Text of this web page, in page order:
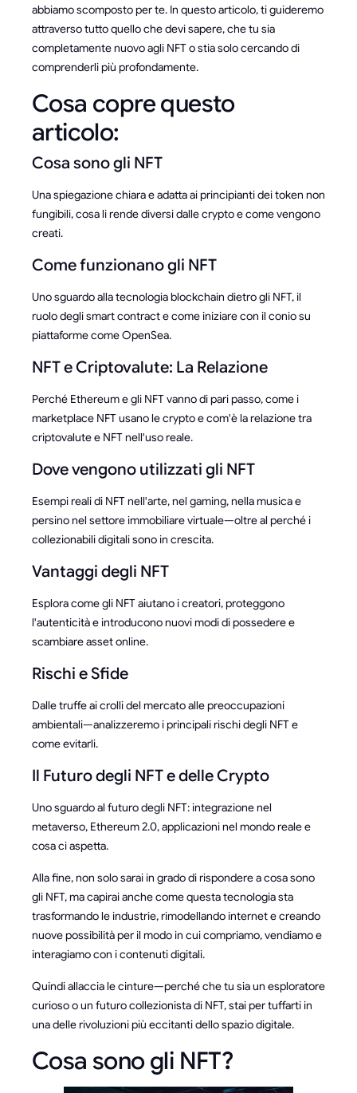
abbiamo scomposto per te. In questo articolo, ti guideremo
attraverso tutto quello che devi sapere, che tu sia
completamente nuovo agli NFT o stia solo cercando di
comprenderli più profondamente.
Cosa copre questo
articolo:
Cosa sono gli NFT
Una spiegazione chiara e adatta ai principianti dei token non
fungibili, cosa li rende diversi dalle crypto e come vengono
creati.
Come funzionano gli NFT
Uno sguardo alla tecnologia blockchain dietro gli NFT, il
ruolo degli smart contract e come iniziare con il conio su
piattaforme come OpenSea.
NFT e Criptovalute: La Relazione
Perché Ethereum e gli NFT vanno di pari passo, come i
marketplace NFT usano le crypto e com'è la relazione tra
criptovalute e NFT nell'uso reale.
Dove vengono utilizzati gli NFT
Esempi reali di NFT nell'arte, nel gaming, nella musica e
persino nel settore immobiliare virtuale—oltre al perché i
collezionabili digitali sono in crescita.
Vantaggi degli NFT
Esplora come gli NFT aiutano i creatori, proteggono
l'autenticità e introducono nuovi modi di possedere e
scambiare asset online.
Rischi e Sfide
Dalle truffe ai crolli del mercato alle preoccupazioni
ambientali—analizzeremo i principali rischi degli NFT e
come evitarli.
Il Futuro degli NFT e delle Crypto
Uno sguardo al futuro degli NFT: integrazione nel
metaverso, Ethereum 2.0, applicazioni nel mondo reale e
cosa ci aspetta.
Alla fine, non solo sarai in grado di rispondere a cosa sono
gli NFT, ma capirai anche come questa tecnologia sta
trasformando le industrie, rimodellando internet e creando
nuove possibilità per il modo in cui compriamo, vendiamo e
interagiamo con i contenuti digitali.
Quindi allaccia le cinture—perché che tu sia un esploratore
curioso o un futuro collezionista di NFT, stai per tuffarti in
una delle rivoluzioni più eccitanti dello spazio digitale.
Cosa sono gli NFT?